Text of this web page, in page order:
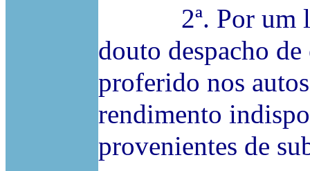
2ª. Por um
douto despacho
proferido nos
rendimento
provenientes de